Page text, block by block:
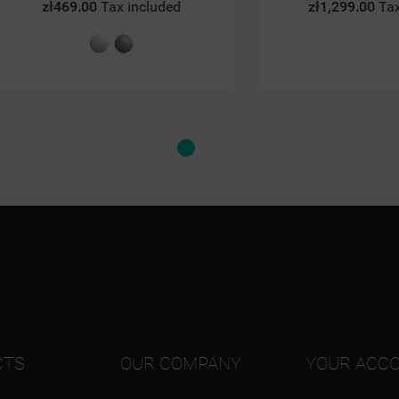
Tax included
Chrom
zł1,299.00Tax included
OUR COMPANY YOUR